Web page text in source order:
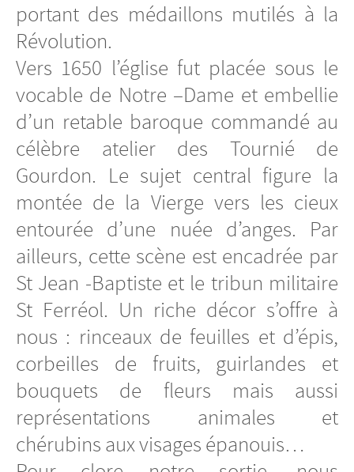
portant des médaillons mutilés à la
Révolution.
Vers 1650 l’église fut placée sous le
vocable de Notre –Dame et embellie
d’un retable baroque commandé au
célèbre atelier des Tournié de
Gourdon. Le sujet central figure la
montée de la Vierge vers les cieux
entourée d’une nuée d’anges. Par
ailleurs, cette scène est encadrée par
St Jean -Baptiste et le tribun militaire
St Ferréol. Un riche décor s’offre à
nous : rinceaux de feuilles et d’épis,
corbeilles de fruits, guirlandes et
bouquets de fleurs mais aussi
représentations animales et
chérubins aux visages épanouis…